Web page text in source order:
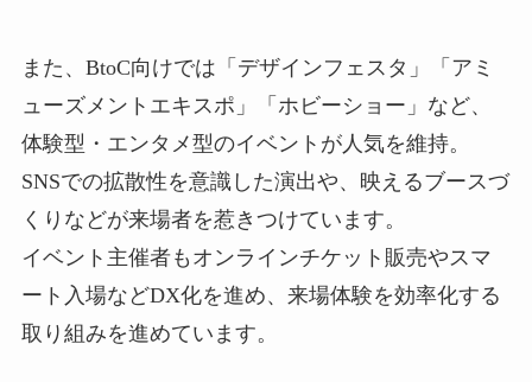
また、BtoC向けでは「デザインフェスタ」「アミ
ューズメントエキスポ」「ホビーショー」など、
体験型・エンタメ型のイベントが人気を維持。
SNSでの拡散性を意識した演出や、映えるブースづ
くりなどが来場者を惹きつけています。
イベント主催者もオンラインチケット販売やスマ
ート入場などDX化を進め、来場体験を効率化する
取り組みを進めています。